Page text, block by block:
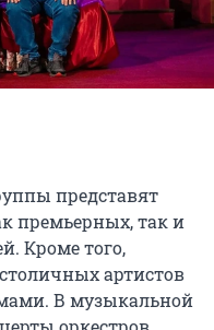
представят
премьерных, так и
Кроме того,
артистов
В музыкальной